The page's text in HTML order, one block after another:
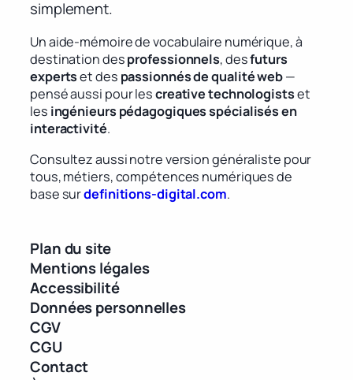
simplement.
Un aide-mémoire de vocabulaire numérique, à
destination desprofessionnels, desfuturs
expertset des passionnés de qualité web—
pensé aussi pour lescreative technologistset
les ingénieurs pédagogiques spécialisés en
interactivité.
Consultez aussi notre version généraliste pour
tous, métiers, compétences numériques de
base surdefinitions-digital.com.
Plan du site
Mentions légales
Accessibilité
Données personnelles
CGV
CGU
Contact